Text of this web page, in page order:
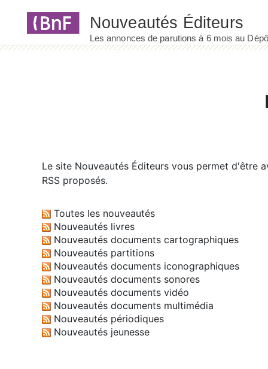
Le site Nouveautés Éditeurs vous permet d'être
RSS proposés.
Toutes les nouveautés
Nouveautés livres
Nouveautés documents cartographiques
Nouveautés partitions
Nouveautés documents iconographiques
Nouveautés documents sonores
Nouveautés documents vidéo
Nouveautés documents multimédia
Nouveautés périodiques
Nouveautés jeunesse